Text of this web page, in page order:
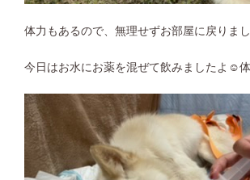
体力もあるので、無理せずお部屋に戻りまし
今日はお水にお薬を混ぜて飲みましたよ☺︎